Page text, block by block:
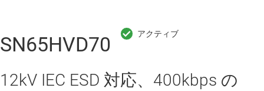
SN65HVD70
12kV IEC ESD 対応、400kbps の